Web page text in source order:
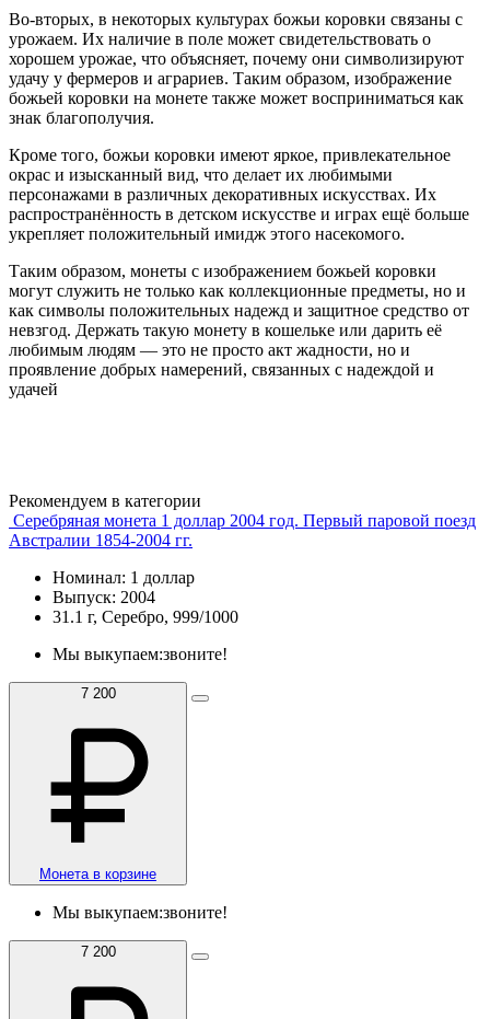
Во-вторых, в некоторых культурах божьи коровки связаны с
урожаем. Их наличие в поле может свидетельствовать о
хорошем урожае, что объясняет, почему они символизируют
удачу у фермеров и аграриев. Таким образом, изображение
божьей коровки на монете также может восприниматься как
знак благополучия.
Кроме того, божьи коровки имеют яркое, привлекательное
окрас и изысканный вид, что делает их любимыми
персонажами в различных декоративных искусствах. Их
распространённость в детском искусстве и играх ещё больше
укрепляет положительный имидж этого насекомого.
Таким образом, монеты с изображением божьей коровки
могут служить не только как коллекционные предметы, но и
как символы положительных надежд и защитное средство от
невзгод. Держать такую монету в кошельке или дарить её
любимым людям — это не просто акт жадности, но и
проявление добрых намерений, связанных с надеждой и
удачей
Рекомендуем в категории
Серебряная монета 1 доллар 2004 год. Первый паровой поезд
Австралии 1854-2004 гг.
Номинал: 1 доллар
Выпуск: 2004
31.1 г, Серебро, 999/1000
Мы выкупаем:звоните!
7 200
Монета в корзине
Мы выкупаем:звоните!
7 200